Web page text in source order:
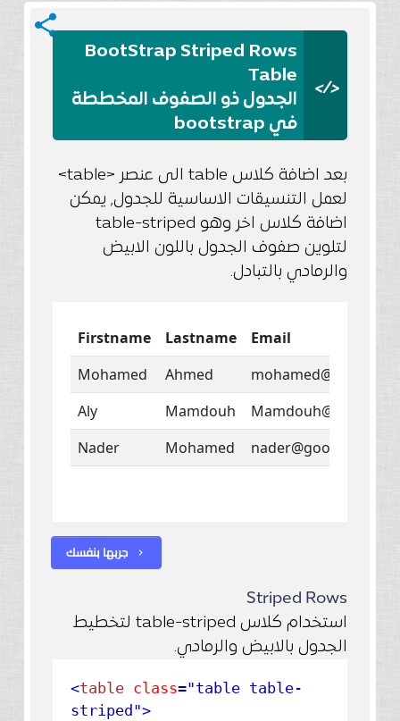
share
</>
BootStrap Striped Rows
Table
الجدول ذو الصفوف المخططة
في bootstrap
بعد اضافة كلاس table الى عنصر <table>
لعمل التنسيقات الاساسية للجدول, يمكن
اضافة كلاس اخر وهو table-striped
لتلوين صفوف الجدول باللون الابيض
والرمادي بالتبادل.
جربها بنفسك chevron_right
Striped Rows
استخدام كلاس table-striped لتخطيط
الجدول بالابيض والرمادي.
<table class="table table-
striped">